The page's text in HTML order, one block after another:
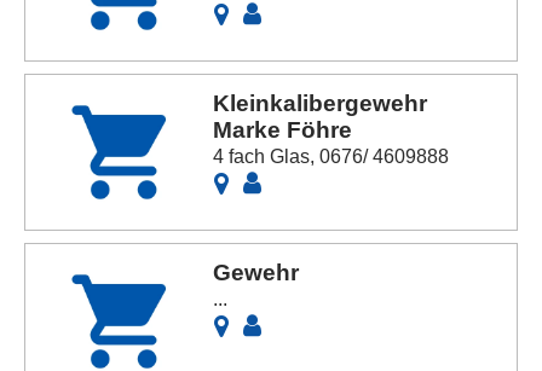
Kleinkalibergewehr
Marke Föhre
4 fach Glas, 0676/ 4609888
Gewehr
...